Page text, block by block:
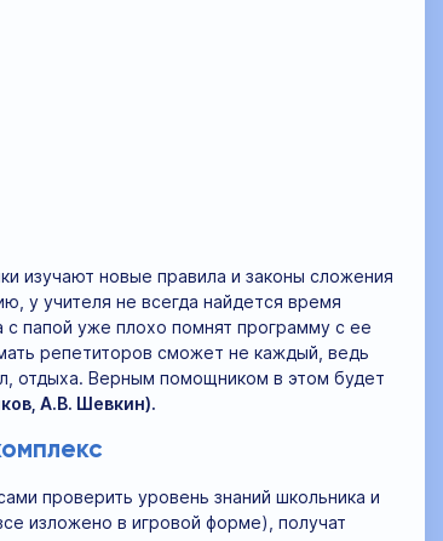
изучают новые правила и законы сложения
у учителя не всегда найдется время
папой уже плохо помнят программу с ее
репетиторов сможет не каждый, ведь
отдыха. Верным помощником в этом будет
А.В. Шевкин).
проверить уровень знаний школьника и
изложено в игровой форме), получат